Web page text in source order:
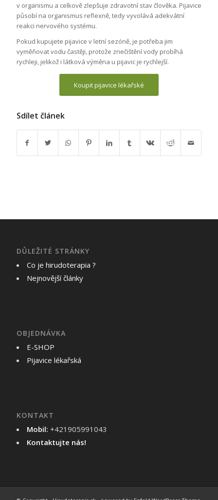
v organismu a celkově zlepšuje zdravotní stav člověka. Pijavice
působí na organismus reflexně, tedy vyvolává adekvátní
reakci nervového systému.
Pokud kupujete pijavice v letní sezóně, je potřeba jim
vyměňovat vodu častěji, protože znečištění vody probíhá
rychleji, jelikož i látková výměna u pijavic je rychlejší.
Koupit pijavice lékařské
Sdílet článek
DŮLEŽITÉ STRÁNKY
Co je hirudoterapia ?
Nejnovější články
OBJEDNÁVKA
E-SHOP
Pijavice lékařská
KONTAKT
Mobil: +421905991043
Kontaktujte nás!